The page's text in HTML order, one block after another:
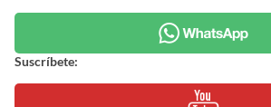
Suscríbete: